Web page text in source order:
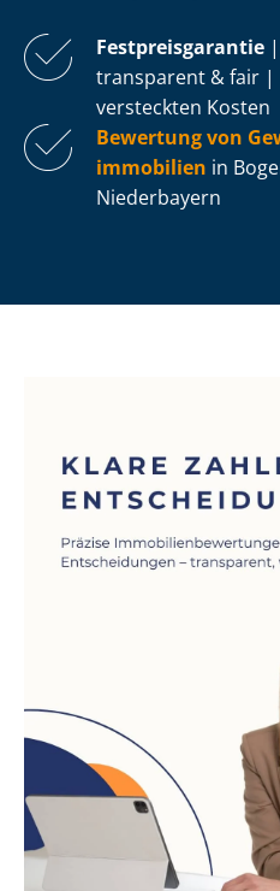
Fest­preis­ga­ran­tie |
transparent & fair |
versteckten Kosten
Bewertung von
im­mo­bi­li­en in
Niederbayern